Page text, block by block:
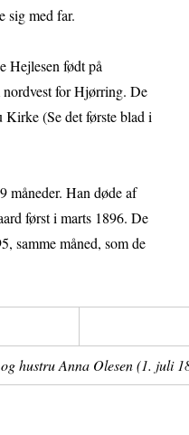
sig med far.
Hejlesen født på
nordvest for Hjørring. De
(Se det første blad i
måneder. Han døde af
først i marts 1896. De
samme måned, som de
hustru Anna Olesen (1. juli